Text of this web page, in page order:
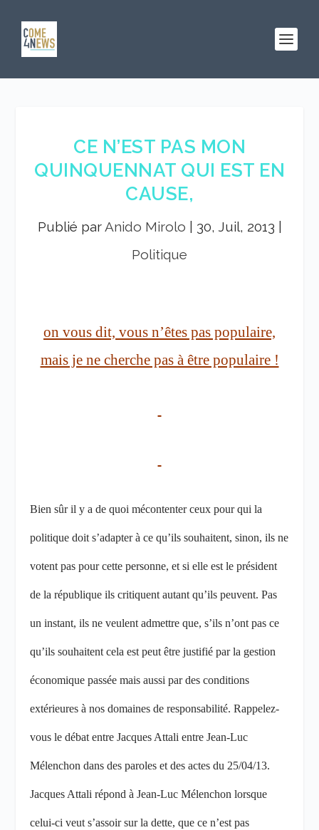
CE N’EST PAS MON
QUINQUENNAT QUI EST EN
CAUSE,
Publié parAnido Mirolo 30, Juil, 2013
Politique
on vous dit, vous n’êtes pas populaire,
mais je ne cherche pas à être populaire !
Bien sûr il y a de quoi mécontenter ceux pour qui la
politique doit s’adapter à ce qu’ils souhaitent, sinon, ils ne
votent pas pour cette personne, et si elle est le président
de la république ils critiquent autant qu’ils peuvent. Pas
un instant, ils ne veulent admettre que, s’ils n’ont pas ce
qu’ils souhaitent cela est peut être justifié par la gestion
économique passée mais aussi par des conditions
extérieures à nos domaines de responsabilité. Rappelez-
vous le débat entre Jacques Attali entre Jean-Luc
Mélenchon dans des paroles et des actes du 25/04/13.
Jacques Attali répond à Jean-Luc Mélenchon lorsque
celui-ci veut s’assoir sur la dette, que ce n’est pas